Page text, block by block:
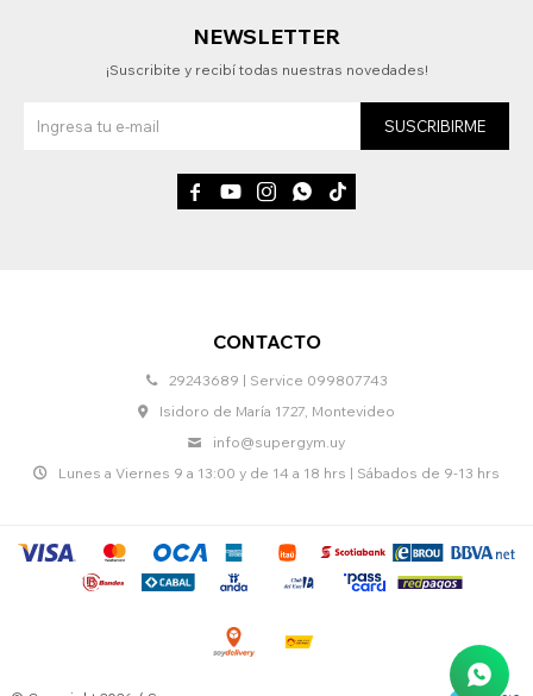
CONTACTO
29243689 | Service 099807743
Isidoro de María 1727, Montevideo
info@supergym.uy
Lunes a Viernes 9 a 13:00 y de 14 a 18 hrs | Sábados de 9-13 hrs
NEWSLETTER
¡Suscribite y recibí todas nuestras novedades!
SUSCRIBIRME
    